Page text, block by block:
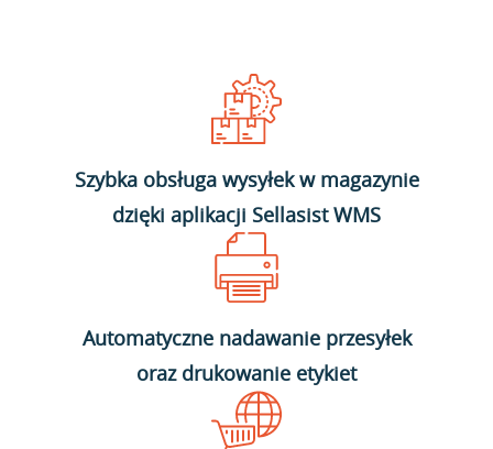
Szybka obsługa wysyłek w magazynie
dzięki aplikacji Sellasist WMS
Automatyczne nadawanie przesyłek
oraz drukowanie etykiet